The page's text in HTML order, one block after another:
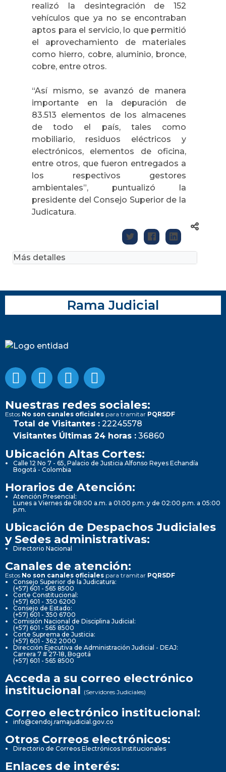
realizó la desintegración de 152
vehículos que ya no se encontraban
aptos para el servicio, lo que permitió
el aprovechamiento de materiales
como hierro, cobre, aluminio, bronce,
cobre, entre otros.
“Así mismo, se avanzó de manera
importante en la depuración de
83.513 elementos de los almacenes
de todo el país, tales como
mobiliario, residuos eléctricos y
electrónicos, elementos de oficina,
entre otros, que fueron entregados a
los respectivos gestores
ambientales”, puntualizó la
presidente del Consejo Superior de la
Judicatura.
Más detalles
Rama Judicial
Nuestras redes sociales:
Estos No son canales oficiales para tramitar PQRSDF
Total de Visitantes : 22245578
Visitantes Últimas 24 horas : 36860
Ubicación Altas Cortes:
Calle 12 No 7 - 65, Palacio de Justicia Alfonso Reyes Echandía
Bogotá - Colombia
Horarios de Atención:
Atención Presencial:
Lunes a Viernes de 08:00 a.m. a 01:00 p.m. y de 02:00 p.m. a 05:00
p.m.
Ubicación de Despachos Judiciales
y Sedes administrativas:
Directorio Nacional
Canales de atención:
Estos No son canales oficiales para tramitar PQRSDF
Consejo Superior de la Judicatura:
(+57) 601 - 565 8500
Corte Constitucional:
(+57) 601 - 350 6200
Consejo de Estado:
(+57) 601 - 350 6700
Comisión Nacional de Disciplina Judicial:
(+57) 601 - 565 8500
Corte Suprema de Justicia:
(+57) 601 - 362 2000
Dirección Ejecutiva de Administración Judicial - DEAJ:
Carrera 7 # 27-18, Bogotá
(+57) 601 - 565 8500
Acceda a su correo electrónico
institucional (Servidores Judiciales)
Correo electrónico institucional:
info@cendoj.ramajudicial.gov.co
Otros Correos electrónicos:
Directorio de Correos Electrónicos Institucionales
Enlaces de interés: